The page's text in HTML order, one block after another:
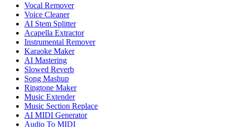
Vocal Remover
Voice Cleaner
AI Stem Splitter
Acapella Extractor
Instrumental Remover
Karaoke Maker
AI Mastering
Slowed Reverb
Song Mashup
Ringtone Maker
Music Extender
Music Section Replace
AI MIDI Generator
Audio To MIDI